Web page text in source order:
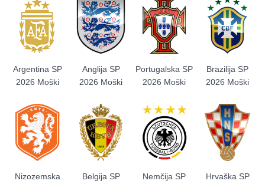
Argentina SP
2026 Moški
Anglija SP
2026 Moški
Portugalska SP
2026 Moški
Brazilija SP
2026 Moški
Nizozemska
Belgija SP
Nemčija SP
Hrvaška SP